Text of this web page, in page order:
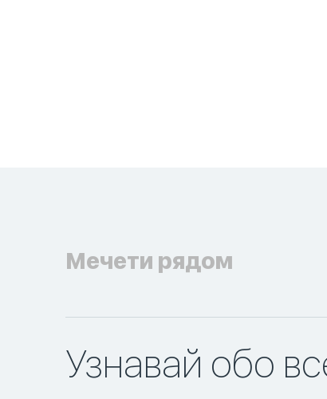
Мечети рядом
Узнавай обо